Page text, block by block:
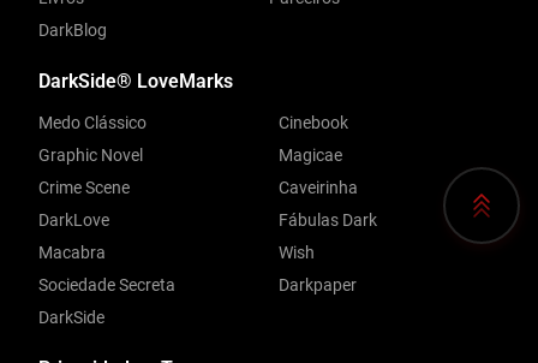
DarkBlog
DarkSide® LoveMarks
Medo Clássico
Graphic Novel
Crime Scene
DarkLove
Macabra
Sociedade Secreta
DarkSide
Cinebook
Magicae
Caveirinha
Fábulas Dark
Wish
Darkpaper